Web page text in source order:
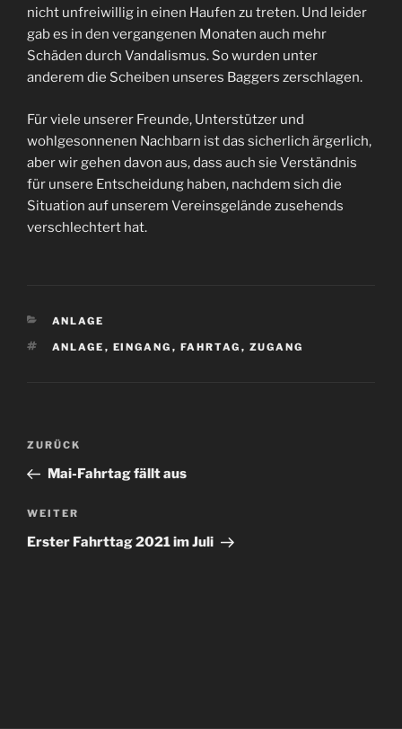
nicht unfreiwillig in einen Haufen zu treten. Und leider
gab es in den vergangenen Monaten auch mehr
Schäden durch Vandalismus. So wurden unter
anderem die Scheiben unseres Baggers zerschlagen.
Für viele unserer Freunde, Unterstützer und
wohlgesonnenen Nachbarn ist das sicherlich ärgerlich,
aber wir gehen davon aus, dass auch sie Verständnis
für unsere Entscheidung haben, nachdem sich die
Situation auf unserem Vereinsgelände zusehends
verschlechtert hat.
KATEGORIEN
ANLAGE
SCHLAGWÖRTER
ANLAGE , EINGANG , FAHRTAG , ZUGANG
Beitragsnavigation
Vorheriger
Beitrag
ZURÜCK
Mai-Fahrtag fällt aus
Nächster
Beitrag
WEITER
Erster Fahrttag 2021 im Juli